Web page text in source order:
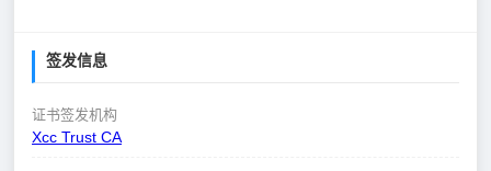
签发信息
证书签发机构
Xcc Trust CA